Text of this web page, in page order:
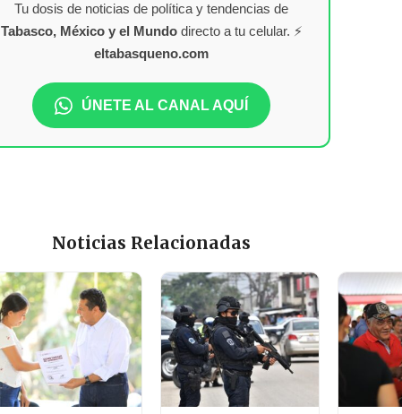
Tu dosis de noticias de política y tendencias de
Tabasco, México y el Mundodirecto a tu celular. ⚡
eltabasqueno.com
ÚNETE AL CANAL AQUÍ
Noticias Relacionadas